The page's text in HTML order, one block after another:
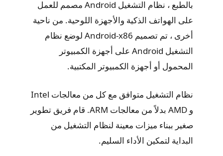
بالطبع ، نظام التشغيل Android مصمم للعمل
على الهواتف الذكية والأجهزة اللوحية. من ناحية
أخرى ، تم تصميم Android-x86 لوضع نظام
التشغيل Android على أجهزة الكمبيوتر
المحمول أو أجهزة الكمبيوتر المكتبية.
نظام التشغيل متوافق مع كل من معالجات Intel
و AMD بدلاً من معالجات ARM. قام فريق تطوير
صغير ببناء ميزات معينة لنظام التشغيل من
البداية لتمكين الأداء السليم.